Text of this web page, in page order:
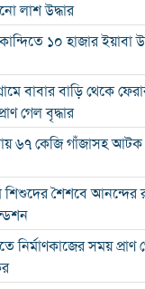
লাশ উদ্ধার
১০ হাজার ইয়াবা
বাবার বাড়ি থেকে
গেল বৃদ্ধার
৬৭ কেজি গাঁজাসহ আটক
শৈশবে আনন্দের
নির্মাণকাজের সময় প্রাণ